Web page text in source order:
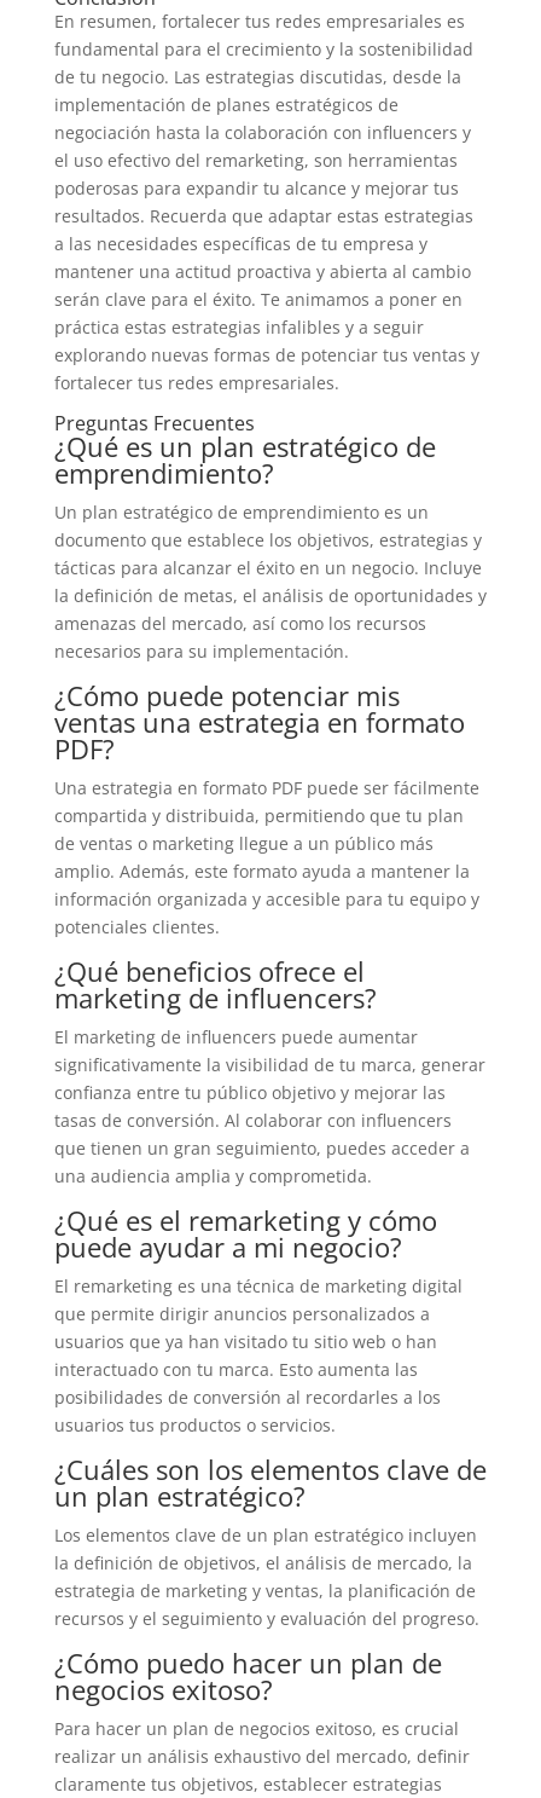
En resumen, fortalecer tus redes empresariales es
fundamental para el crecimiento y la sostenibilidad
de tu negocio. Las estrategias discutidas, desde la
implementación de planes estratégicos de
negociación hasta la colaboración con influencers y
el uso efectivo del remarketing, son herramientas
poderosas para expandir tu alcance y mejorar tus
resultados. Recuerda que adaptar estas estrategias
a las necesidades específicas de tu empresa y
mantener una actitud proactiva y abierta al cambio
serán clave para el éxito. Te animamos a poner en
práctica estas estrategias infalibles y a seguir
explorando nuevas formas de potenciar tus ventas y
fortalecer tus redes empresariales.
Preguntas Frecuentes
¿Qué es un plan estratégico de
emprendimiento?
Un plan estratégico de emprendimiento es un
documento que establece los objetivos, estrategias y
tácticas para alcanzar el éxito en un negocio. Incluye
la definición de metas, el análisis de oportunidades y
amenazas del mercado, así como los recursos
necesarios para su implementación.
¿Cómo puede potenciar mis
ventas una estrategia en formato
PDF?
Una estrategia en formato PDF puede ser fácilmente
compartida y distribuida, permitiendo que tu plan
de ventas o marketing llegue a un público más
amplio. Además, este formato ayuda a mantener la
información organizada y accesible para tu equipo y
potenciales clientes.
¿Qué beneficios ofrece el
marketing de influencers?
El marketing de influencers puede aumentar
significativamente la visibilidad de tu marca, generar
confianza entre tu público objetivo y mejorar las
tasas de conversión. Al colaborar con influencers
que tienen un gran seguimiento, puedes acceder a
una audiencia amplia y comprometida.
¿Qué es el remarketing y cómo
puede ayudar a mi negocio?
El remarketing es una técnica de marketing digital
que permite dirigir anuncios personalizados a
usuarios que ya han visitado tu sitio web o han
interactuado con tu marca. Esto aumenta las
posibilidades de conversión al recordarles a los
usuarios tus productos o servicios.
¿Cuáles son los elementos clave de
un plan estratégico?
Los elementos clave de un plan estratégico incluyen
la definición de objetivos, el análisis de mercado, la
estrategia de marketing y ventas, la planificación de
recursos y el seguimiento y evaluación del progreso.
¿Cómo puedo hacer un plan de
negocios exitoso?
Para hacer un plan de negocios exitoso, es crucial
realizar un análisis exhaustivo del mercado, definir
claramente tus objetivos, establecer estrategias